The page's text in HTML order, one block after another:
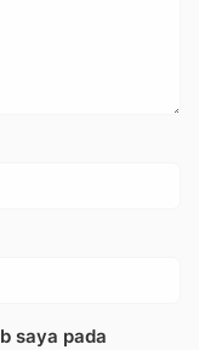
saya pada